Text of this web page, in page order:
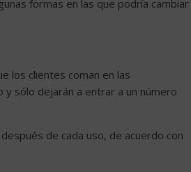
formas en las que podría cambiar
los clientes coman en las
y sólo dejarán a entrar a un número
de cada uso, de acuerdo con